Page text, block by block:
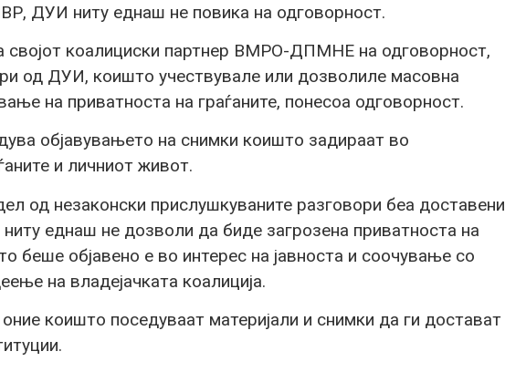
ДУИ ниту еднаш не повика на одговорност.
својот коалициски партнер ВМРО-ДПМНЕ на одговорност,
од ДУИ, коишто учествувале или дозволиле масовна
на приватноста на граѓаните, понесоа одговорност.
објавувањето на снимки коишто задираат во
и личниот живот.
од незаконски прислушкуваните разговори беа доставени
еднаш не дозволи да биде загрозена приватноста на
беше објавено е во интерес на јавноста и соочување со
на владејачката коалиција.
коишто поседуваат материјали и снимки да ги достават